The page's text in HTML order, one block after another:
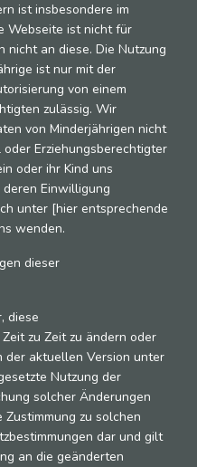
ist insbesondere im
Webseite ist nicht für
nicht an diese. Die Nutzung
ist nur mit der
von einem
zulässig. Wir
von Minderjährigen nicht
Erziehungsberechtigter
oder ihr Kind uns
Einwilligung
unter [hier entsprechende
wenden.
dieser
diese
zu Zeit zu ändern oder
der aktuellen Version unter
Nutzung der
solcher Änderungen
zu solchen
dar und gilt
an die geänderten